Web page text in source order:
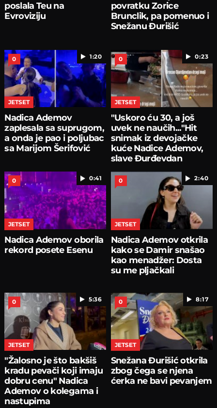
poslala Teu na
Evroviziju
povratku Zorice
Brunclik, pa pomenuo i
Snežanu Đurišić
1:20
0
JETSET
Nadica Ademov
zaplesala sa suprugom,
a onda je pao i poljubac
sa Marijom Šerifović
0:23
0
JETSET
"Uskoro ću 30, a još
uvek ne naučih..."Hit
snimak iz devojačke
kuće Nadice Ademov,
slave Đurđevdan
0:41
0
JETSET
Nadica Ademov oborila
rekord posete Esenu
2:40
0
JETSET
Nadica Ademov otkrila
kako se Damir snašao
kao menadžer: Dosta
su me pljačkali
5:36
0
JETSET
"Žalosno je što bakšiš
kradu pevači koji imaju
dobru cenu" Nadica
Ademov o kolegama i
nastupima
8:17
0
JETSET
Snežana Đurišić otkrila
zbog čega se njena
ćerka ne bavi pevanjem